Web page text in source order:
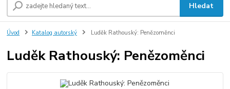
Hledat
Úvod Katalog autorský Luděk Rathouský: Penězoměnci
Luděk Rathouský: Penězoměnci